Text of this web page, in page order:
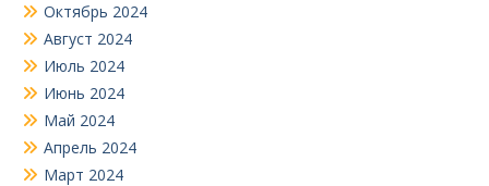
Октябрь 2024
Август 2024
Июль 2024
Июнь 2024
Май 2024
Апрель 2024
Март 2024